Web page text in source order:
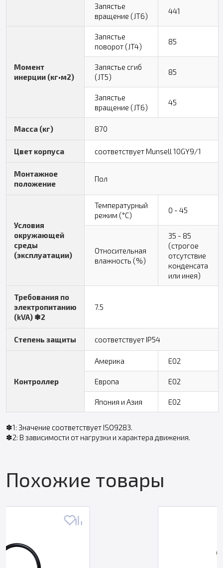
Запястье
вращение (JT6)
441
Момент
инерции (кг•м2)
Запястье
поворот (JT4)
85
Запястье сгиб
(JT5)
85
Запястье
вращение (JT6)
45
Масса (кг) 870
Цвет корпуса соответствует Munsell 10GY9/1
Монтажное
положение
Пол
Условия
окружающей
среды
(эксплуатации)
Температурный
режим (°C)
0 - 45
Относительная
влажность (%)
35 - 85
(строгое
отсутствие
конденсата
или инея)
Требования по
электропитанию
(kVA) ✽2
7.5
Степень защиты соответствует IP54
Контроллер
Америка E02
Европа E02
Япония и Азия E02
✽1: Значение соответствует ISO9283.
✽2: В зависимости от нагрузки и характера движения.
Похожие товары